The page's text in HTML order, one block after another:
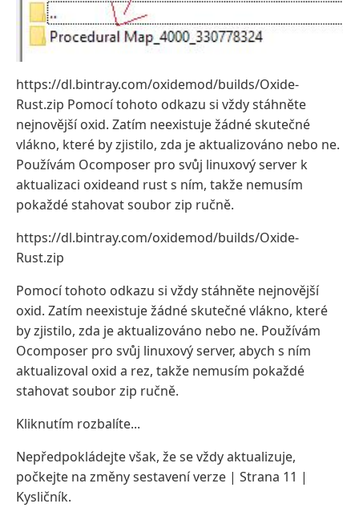
https://dl.bintray.com/oxidemod/builds/Oxide-
Rust.zip Pomocí tohoto odkazu si vždy stáhněte
nejnovější oxid. Zatím neexistuje žádné skutečné
vlákno, které by zjistilo, zda je aktualizováno nebo ne.
Používám Ocomposer pro svůj linuxový server k
aktualizaci oxideand rust s ním, takže nemusím
pokaždé stahovat soubor zip ručně.
https://dl.bintray.com/oxidemod/builds/Oxide-
Rust.zip
Pomocí tohoto odkazu si vždy stáhněte nejnovější
oxid. Zatím neexistuje žádné skutečné vlákno, které
by zjistilo, zda je aktualizováno nebo ne. Používám
Ocomposer pro svůj linuxový server, abych s ním
aktualizoval oxid a rez, takže nemusím pokaždé
stahovat soubor zip ručně.
Kliknutím rozbalíte...
Nepředpokládejte však, že se vždy aktualizuje,
počkejte na změny sestavení verze | Strana 11 |
Kysličník.